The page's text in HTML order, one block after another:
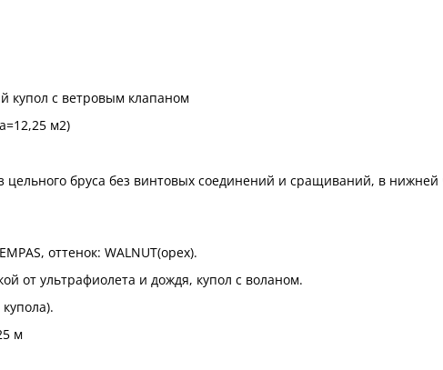
купол с ветровым клапаном
м2)
бруса без винтовых соединений и сращиваний, в
оттенок: WALNUT(орех).
от ультрафиолета и дождя, купол с воланом.
м